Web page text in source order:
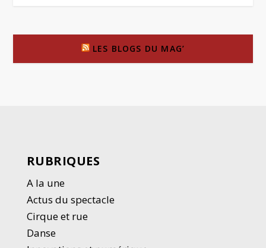
LES BLOGS DU MAG’
RUBRIQUES
A la une
Actus du spectacle
Cirque et rue
Danse